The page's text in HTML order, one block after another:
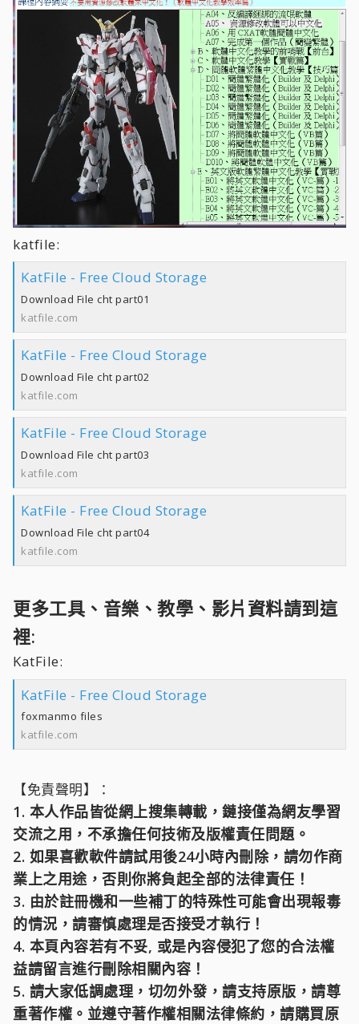
katfile:
KatFile - Free Cloud Storage
Download File cht part01
katfile.com
KatFile - Free Cloud Storage
Download File cht part02
katfile.com
KatFile - Free Cloud Storage
Download File cht part03
katfile.com
KatFile - Free Cloud Storage
Download File cht part04
katfile.com
更多工具、音樂、教學、影片資料請到這
裡:
KatFile:
KatFile - Free Cloud Storage
foxmanmo files
katfile.com
【免責聲明】：
1. 本人作品皆從網上搜集轉載，鏈接僅為網友學習
交流之用，不承擔任何技術及版權責任問題。
2. 如果喜歡軟件請試用後24小時內刪除，請勿作商
業上之用途，否則你將負起全部的法律責任！
3. 由於註冊機和一些補丁的特殊性可能會出現報毒
的情況，請審慎處理是否接受才執行！
4. 本頁內容若有不妥, 或是內容侵犯了您的合法權
益請留言進行刪除相關內容！
5. 請大家低調處理，切勿外發，請支持原版，請尊
重著作權。並遵守著作權相關法律條約，請購買原